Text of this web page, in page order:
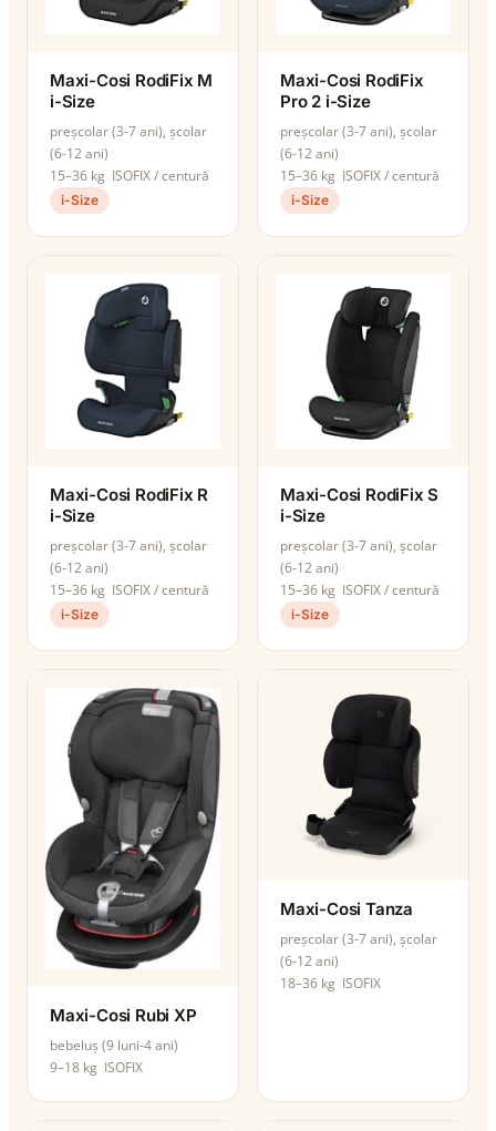
Maxi-Cosi RodiFix M
i-Size
preșcolar (3-7 ani), școlar
(6-12 ani)
15–36 kg ISOFIX / centură
i-Size
Maxi-Cosi RodiFix
Pro 2 i-Size
preșcolar (3-7 ani), școlar
(6-12 ani)
15–36 kg ISOFIX / centură
i-Size
Maxi-Cosi RodiFix R
i-Size
preșcolar (3-7 ani), școlar
(6-12 ani)
15–36 kg ISOFIX / centură
i-Size
Maxi-Cosi RodiFix S
i-Size
preșcolar (3-7 ani), școlar
(6-12 ani)
15–36 kg ISOFIX / centură
i-Size
Maxi-Cosi Rubi XP
bebeluș (9 luni-4 ani)
9–18 kg ISOFIX
Maxi-Cosi Tanza
preșcolar (3-7 ani), școlar
(6-12 ani)
18–36 kg ISOFIX